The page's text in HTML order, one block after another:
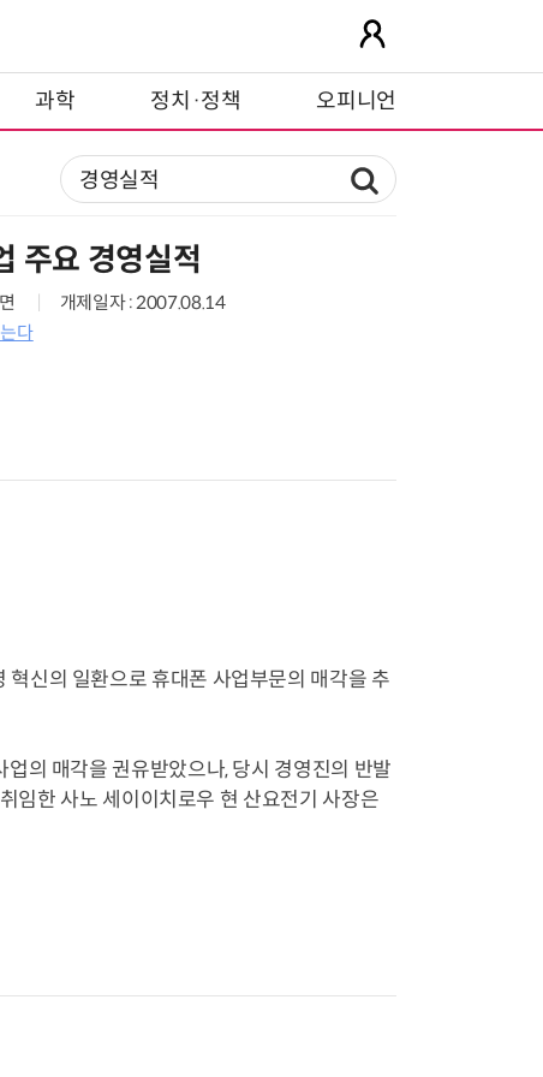
과학 정치·정책 오피니언
주요 경영실적
개제일자 : 2007.08.14
다
신의 일환으로 휴대폰 사업부문의 매각을 추
의 매각을 권유받았으나, 당시 경영진의 반발
임한 사노 세이이치로우 현 산요전기 사장은